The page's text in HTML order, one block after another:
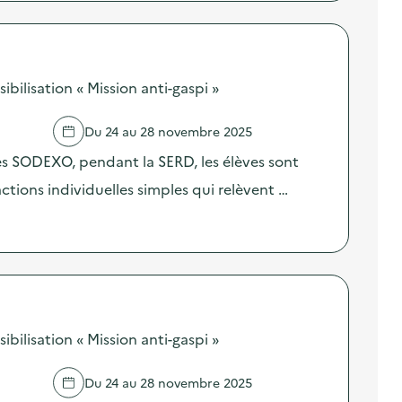
« Mission anti-gaspi »
Du 24 au 28 novembre 2025
SODEXO, pendant la SERD, les élèves sont
individuelles simples qui relèvent …
« Mission anti-gaspi »
Du 24 au 28 novembre 2025